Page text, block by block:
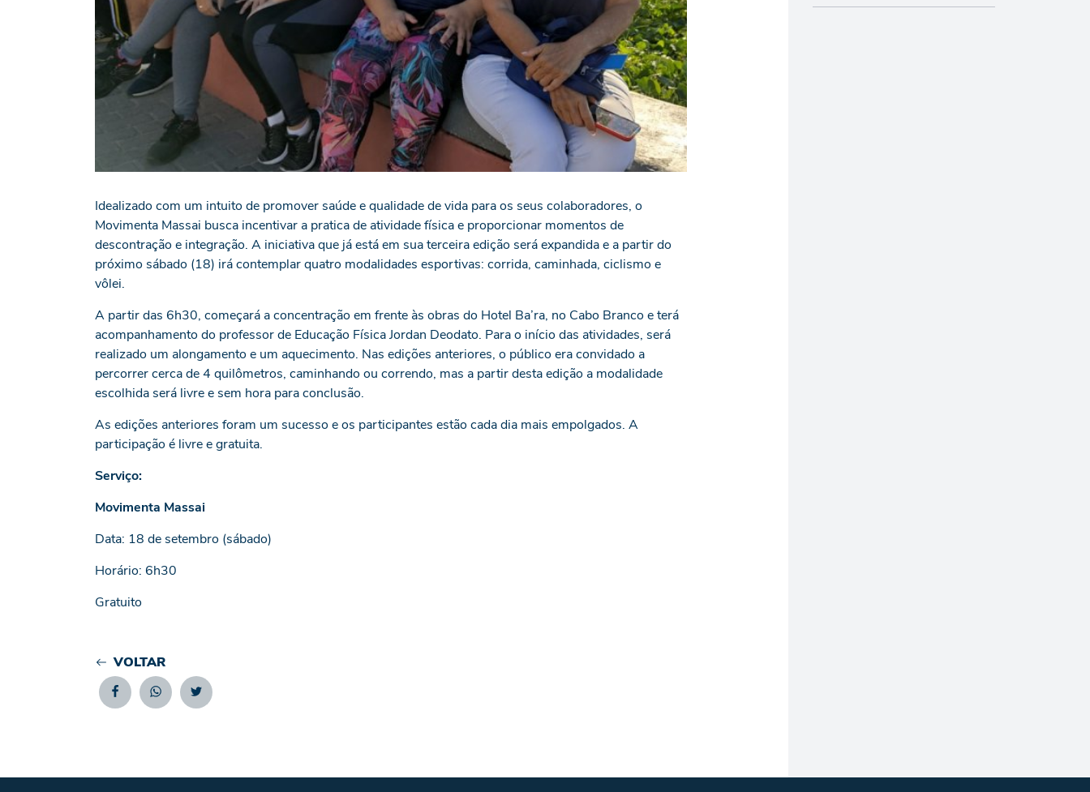
Idealizado com um intuito de promover saúde e qualidade de vida para os seus colaboradores, o
Movimenta Massai busca incentivar a pratica de atividade física e proporcionar momentos de
descontração e integração. A iniciativa que já está em sua terceira edição será expandida e a partir do
próximo sábado (18) irá contemplar quatro modalidades esportivas: corrida, caminhada, ciclismo e
vôlei.
A partir das 6h30, começará a concentração em frente às obras do Hotel Ba’ra, no Cabo Branco e terá
acompanhamento do professor de Educação Física Jordan Deodato. Para o início das atividades, será
realizado um alongamento e um aquecimento. Nas edições anteriores, o público era convidado a
percorrer cerca de 4 quilômetros, caminhando ou correndo, mas a partir desta edição a modalidade
escolhida será livre e sem hora para conclusão.
As edições anteriores foram um sucesso e os participantes estão cada dia mais empolgados. A
participação é livre e gratuita.
Serviço:
Movimenta Massai
Data: 18 de setembro (sábado)
Horário: 6h30
Gratuito
VOLTAR
FacebookWhatsappTwitter